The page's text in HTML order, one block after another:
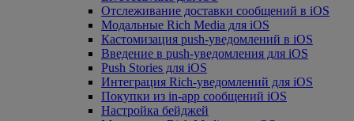
Отслеживание доставки сообщений в iOS
Модальные Rich Media для iOS
Кастомизация push-уведомлений в iOS
Введение в push-уведомления для iOS
Push Stories для iOS
Интеграция Rich-уведомлений для iOS
Покупки из in-app сообщений iOS
Настройка бейджей